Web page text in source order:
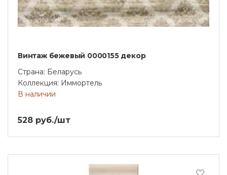
Винтаж бежевый 0000155 декор
Страна: Беларусь
Коллекция: Иммортель
В наличии
528 руб./шт